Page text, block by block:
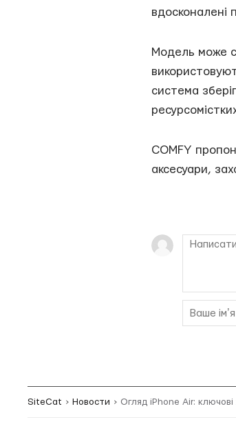
вдосконалені
Модель може
система
COMFY
аксесуари,
SiteCat Новости Огляд iPhone Air: